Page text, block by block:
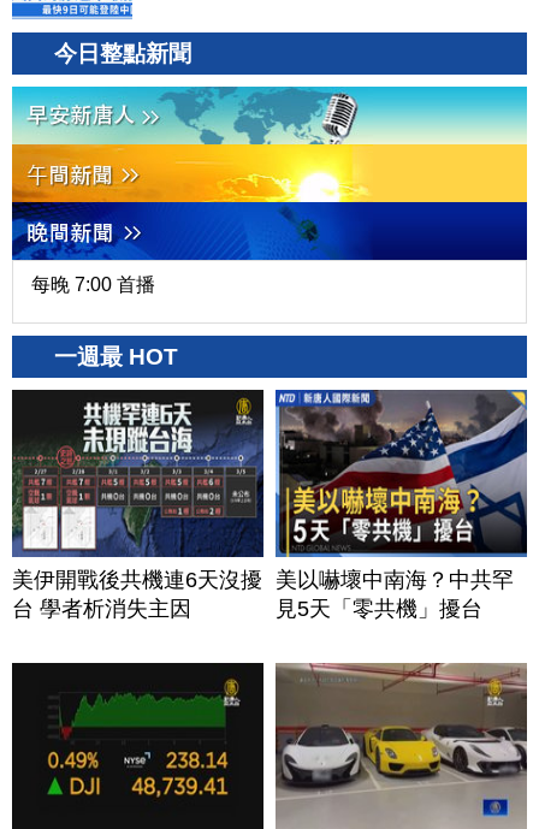
今日整點新聞
每晚 7:00 首播
一週最 HOT
美伊開戰後共機連6天沒擾
台 學者析消失主因
美以嚇壞中南海？中共罕
見5天「零共機」擾台